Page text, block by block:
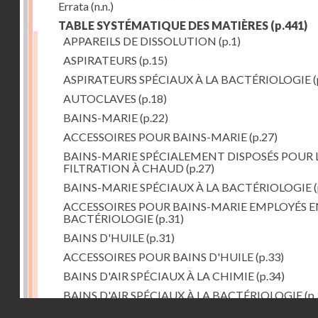
Errata(n.n.)
TABLE SYSTÉMATIQUE DES MATIÈRES (p.441)
APPAREILS DE DISSOLUTION (p.1)
ASPIRATEURS (p.15)
ASPIRATEURS SPÉCIAUX À LA BACTÉRIOLOGIE
AUTOCLAVES (p.18)
BAINS-MARIE(p.22)
ACCESSOIRES POUR BAINS-MARIE(p.27)
BAINS-MARIE SPÉCIALEMENT DISPOSÉS POUR
FILTRATION À CHAUD (p.27)
BAINS-MARIE SPÉCIAUX À LA BACTÉRIOLOGIE
ACCESSOIRES POUR BAINS-MARIE EMPLOYÉS
BACTÉRIOLOGIE(p.31)
BAINS D'HUILE(p.31)
ACCESSOIRES POUR BAINS D'HUILE(p.33)
BAINS D'AIR SPÉCIAUX À LA CHIMIE(p.34)
BAINS D'AIR SPÉCIAUX À LA BACTÉRIOLOGIE